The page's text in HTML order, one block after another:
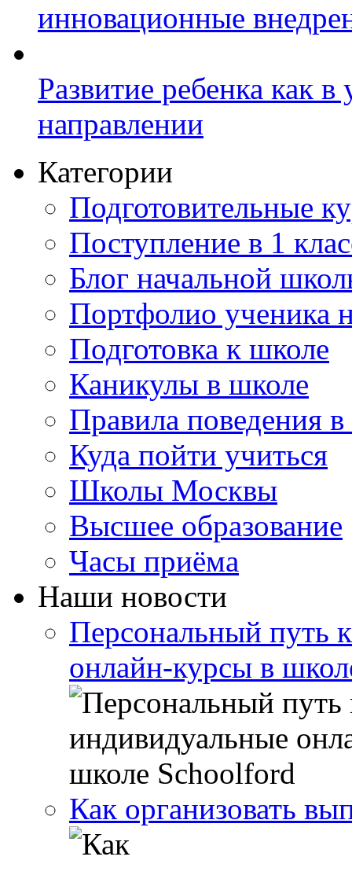
инновационные
Развитие ребенка как
направлении
Категории
Подготовительные
Поступление в 1
Блог начальной
Портфолио ученика
Подготовка к школе
Каникулы в школе
Правила поведения
Куда пойти учиться
Школы Москвы
Высшее образование
Часы приёма
Наши новости
Персональный путь
онлайн-курсы в
Как организовать